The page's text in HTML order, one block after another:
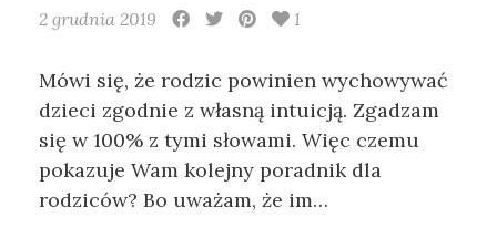
2 grudnia 2019 1
Mówi się, że rodzic powinien wychowywać
dzieci zgodnie z własną intuicją. Zgadzam
się w 100% z tymi słowami. Więc czemu
pokazuje Wam kolejny poradnik dla
rodziców? Bo uważam, że im…